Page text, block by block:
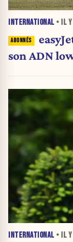
INTERNATIONAL • IL
son ADN
INTERNATIONAL • IL